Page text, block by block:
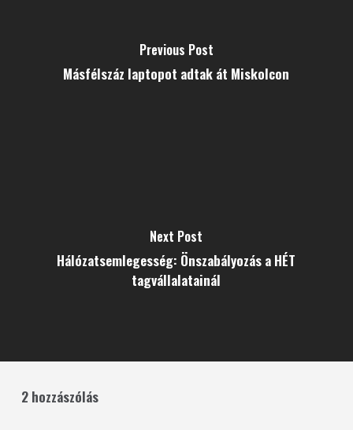
Previous Post
Másfélszáz laptopot adtak át Miskolcon
Next Post
Hálózatsemlegesség: Önszabályozás a HÉT
tagvállalatainál
2 hozzászólás